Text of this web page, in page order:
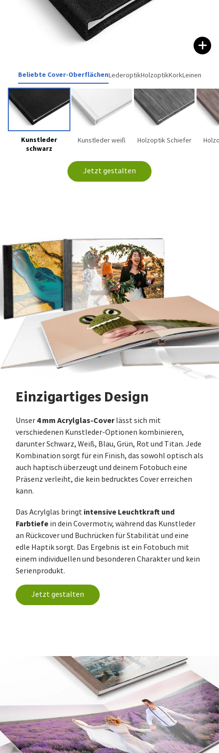
Beliebte Cover-OberflächenLederoptikHolzoptikKorkLeinen
Kunstleder
schwarz
Kunstleder weiß Holzoptik Schiefer
Jetzt gestalten
Einzigartiges Design
Unser 4 mm Acrylglas-Coverlässt sich mit
verschiedenen Kunstleder-Optionen kombinieren,
darunter Schwarz, Weiß, Blau, Grün, Rot und Titan. Jede
Kombination sorgt für ein Finish, das sowohl optisch als
auch haptisch überzeugt und deinem Fotobuch eine
Präsenz verleiht, die kein bedrucktes Cover erreichen
kann.
Das Acrylglas bringt intensive Leuchtkraft und
Farbtiefe in dein Covermotiv, während das Kunstleder
an Rückcover und Buchrücken für Stabilität und eine
edle Haptik sorgt. Das Ergebnis ist ein Fotobuch mit
einem individuellen und besonderen Charakter und kein
Serienprodukt.
Jetzt gestalten